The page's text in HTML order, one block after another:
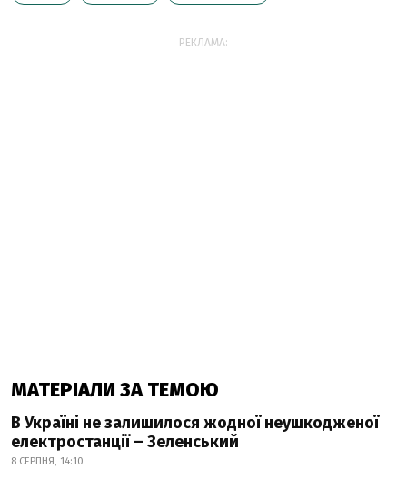
РЕКЛАМА:
МАТЕРІАЛИ ЗА ТЕМОЮ
В Україні не залишилося жодної неушкодженої
електростанції – Зеленський
8 СЕРПНЯ, 14:10